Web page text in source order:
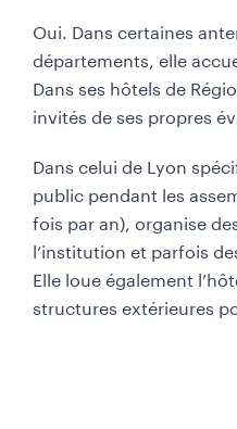
Oui. Dans certaines
départements, elle
Dans ses hôtels de
invités de ses propres
Dans celui de Lyon
public pendant les
fois par an), organise
l’institution et parfois
Elle loue également
structures extérieures